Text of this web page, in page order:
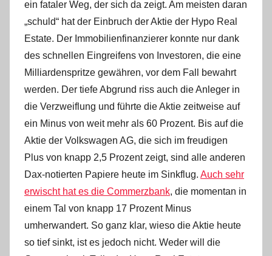
ein fataler Weg, der sich da zeigt. Am meisten daran
„schuld“ hat der Einbruch der Aktie der Hypo Real
Estate. Der Immobilienfinanzierer konnte nur dank
des schnellen Eingreifens von Investoren, die eine
Milliardenspritze gewähren, vor dem Fall bewahrt
werden. Der tiefe Abgrund riss auch die Anleger in
die Verzweiflung und führte die Aktie zeitweise auf
ein Minus von weit mehr als 60 Prozent. Bis auf die
Aktie der Volkswagen AG, die sich im freudigen
Plus von knapp 2,5 Prozent zeigt, sind alle anderen
Dax-notierten Papiere heute im Sinkflug. Auch sehr
erwischt hat es die Commerzbank, die momentan in
einem Tal von knapp 17 Prozent Minus
umherwandert. So ganz klar, wieso die Aktie heute
so tief sinkt, ist es jedoch nicht. Weder will die